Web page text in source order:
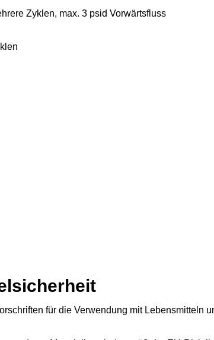
Zyklen, max. 3 psid Vorwärtsfluss
für die Verwendung mit Lebensmitteln